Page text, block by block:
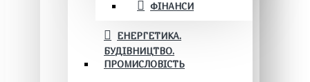
ФІНАНСИ
ЕНЕРГЕТИКА.
БУДІВНИЦТВО.
ПРОМИСЛОВІСТЬ